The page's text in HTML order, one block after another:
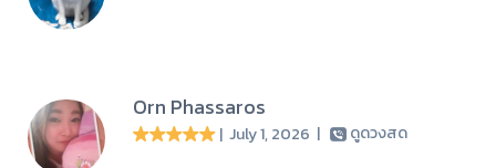
Orn Phassaros
| July 1, 2026 | ดูดวงสด